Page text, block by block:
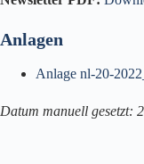
Anlagen
Anlage nl-20-
Datum manuell gesetzt: